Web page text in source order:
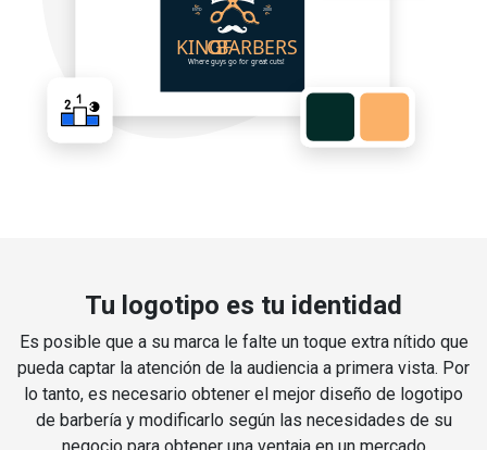
Tu logotipo es tu identidad
Es posible que a su marca le falte un toque extra nítido que
pueda captar la atención de la audiencia a primera vista. Por
lo tanto, es necesario obtener el mejor diseño de logotipo
de barbería y modificarlo según las necesidades de su